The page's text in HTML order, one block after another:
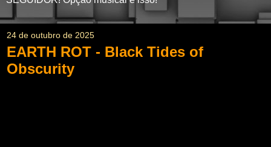
24 de outubro de 2025
EARTH ROT - Black Tides of
Obscurity